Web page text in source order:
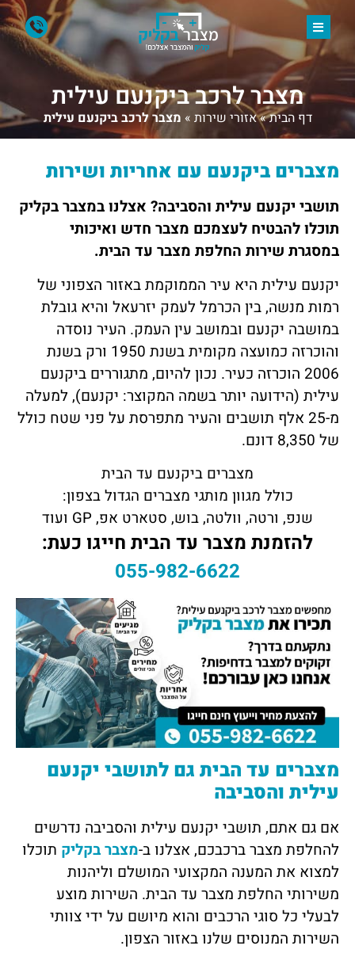
מצבר לרכב ביקנעם עילית
דף הבית»אזורי שירות » מצבר לרכב ביקנעם עילית
מצברים ביקנעם עם אחריות ושירות
תושבי יקנעם עילית והסביבה? אצלנו במצבר בקליק
תוכלו להבטיח לעצמכם מצבר חדש ואיכותי
במסגרת שירות החלפת מצבר עד הבית.
יקנעם עילית היא עיר הממוקמת באזור הצפוני של
רמות מנשה, בין הכרמל לעמק יזרעאל והיא גובלת
במושבה יקנעם ובמושב עין העמק. העיר נוסדה
והוכרזה כמועצה מקומית בשנת 1950 ורק בשנת
2006 הוכרזה כעיר. נכון להיום, מתגוררים ביקנעם
עילית (הידועה יותר בשמה המקוצר: יקנעם), למעלה
מ-25 אלף תושבים והעיר מתפרסת על פני שטח כולל
של 8,350 דונם.
מצברים ביקנעם עד הבית
כולל מגוון מותגי מצברים הגדול בצפון:
שנפ, ורטה, וולטה, בוש, סטארט אפ, GP ועוד
להזמנת מצבר עד הבית חייגו כעת:
055-982-6622
מצברים עד הבית גם לתושבי יקנעם
עילית והסביבה
אם גם אתם, תושבי יקנעם עילית והסביבה נדרשים
להחלפת מצבר ברכבכם, אצלנו ב-מצבר בקליק תוכלו
למצוא את המענה המקצועי המושלם וליהנות
משירותי החלפת מצבר עד הבית. השירות מוצע
לבעלי כל סוגי הרכבים והוא מיושם על ידי צוותי
השירות המנוסים שלנו באזור הצפון.